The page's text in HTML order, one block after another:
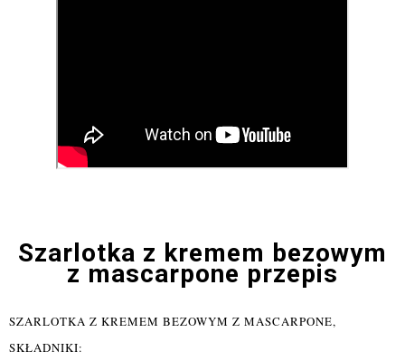
Szarlotka z kremem bezowym
z mascarpone przepis
SZARLOTKA Z KREMEM BEZOWYM Z MASCARPONE,
SKŁADNIKI: